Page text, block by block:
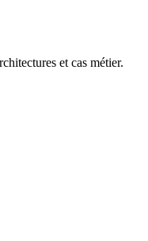
et cas métier.